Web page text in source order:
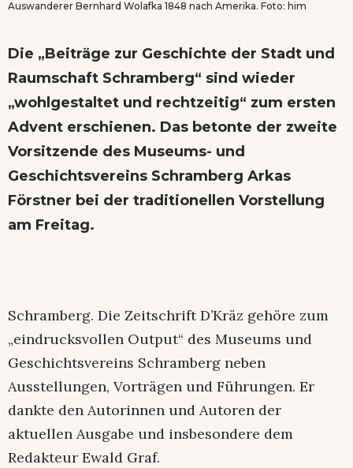
Auswanderer Bernhard Wolafka 1848 nach Amerika. Foto: him
Die „Beiträge zur Geschichte der Stadt und
Raumschaft Schramberg“ sind wieder
„wohlgestaltet und rechtzeitig“ zum ersten
Advent erschienen. Das betonte der zweite
Vorsitzende des Museums- und
Geschichtsvereins Schramberg Arkas
Förstner bei der traditionellen Vorstellung
am Freitag.
Schramberg. Die Zeitschrift D’Kräz gehöre zum
„eindrucksvollen Output“ des Museums und
Geschichtsvereins Schramberg neben
Ausstellungen, Vorträgen und Führungen. Er
dankte den Autorinnen und Autoren der
aktuellen Ausgabe und insbesondere dem
Redakteur Ewald Graf.